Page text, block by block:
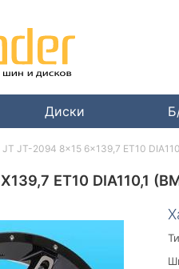
Диски
ET10 DIA110,1
JT JT-2094 8x15 6x139,7 ET10